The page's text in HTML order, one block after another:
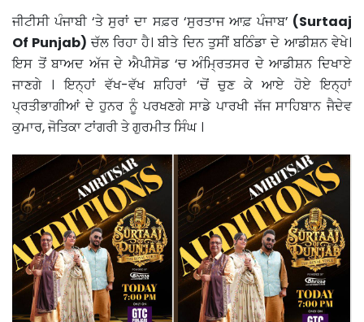
ਜੀਟੀਸੀ ਪੰਜਾਬੀ ‘ਤੇ ਸੁਰਾਂ ਦਾ ਸਫ਼ਰ ‘ਸੁਰਤਾਜ ਆਫ਼ ਪੰਜਾਬ’ (Surtaaj
Of Punjab) ਚੱਲ ਰਿਹਾ ਹੈ। ਬੀਤੇ ਦਿਨ ਤੁਸੀਂ ਬਠਿੰਡਾ ਦੇ ਆਡੀਸ਼ਨ ਵੇਖੇ।
ਇਸ ਤੋਂ ਬਾਅਦ ਅੱਜ ਦੇ ਐਪੀਸੋਡ ‘ਚ ਅੰਮ੍ਰਿਤਸਰ ਦੇ ਆਡੀਸ਼ਨ ਦਿਖਾਏ
ਜਾਣਗੇ । ਇਨ੍ਹਾਂ ਵੱਖ-ਵੱਖ ਸ਼ਹਿਰਾਂ ‘ਚੋਂ ਚੁਣ ਕੇ ਆਏ ਹੋਏ ਇਨ੍ਹਾਂ
ਪ੍ਰਤੀਭਾਗੀਆਂ ਦੇ ਹੁਨਰ ਨੂੰ ਪਰਖਣਗੇ ਸਾਡੇ ਪਾਰਖੀ ਜੱਜ ਸਾਹਿਬਾਨ ਜੈਦੇਵ
ਕੁਮਾਰ, ਜੋਤਿਕਾ ਟਾਂਗਰੀ ਤੇ ਗੁਰਮੀਤ ਸਿੰਘ ।